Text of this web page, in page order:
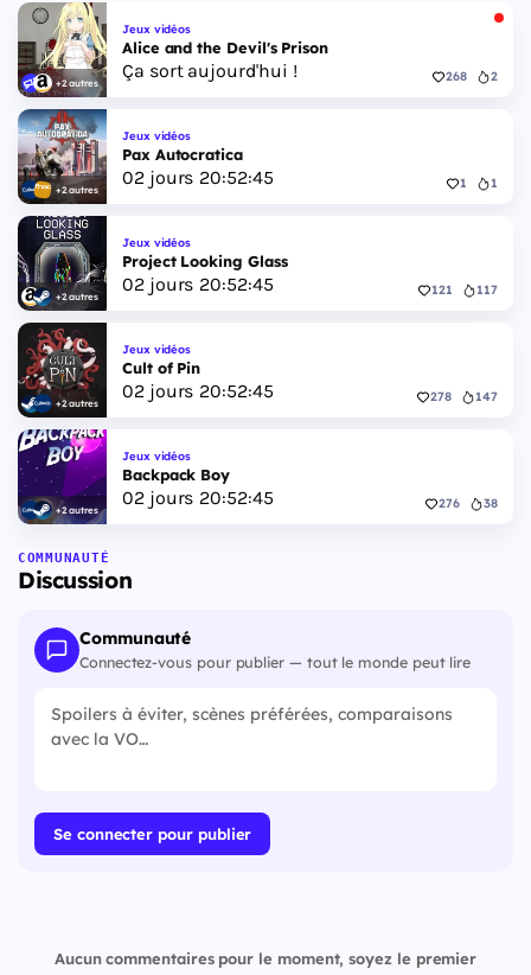
+2 autres
Jeux vidéos
Alice and the Devil's Prison
Ça sort aujourd'hui ! 268 2
+2 autres
Jeux vidéos
Pax Autocratica
02jours 20:52:44 1 1
+2 autres
Jeux vidéos
Project Looking Glass
02jours 20:52:44 121 117
+2 autres
Jeux vidéos
Cult of Pin
02jours 20:52:44 278 147
+2 autres
Jeux vidéos
Backpack Boy
02jours 20:52:44 276 38
COMMUNAUTÉ
Discussion
Communauté
Connectez-vous pour publier — tout le monde peut lire
Se connecter pour publier
Aucun commentaires pour le moment, soyez le premier